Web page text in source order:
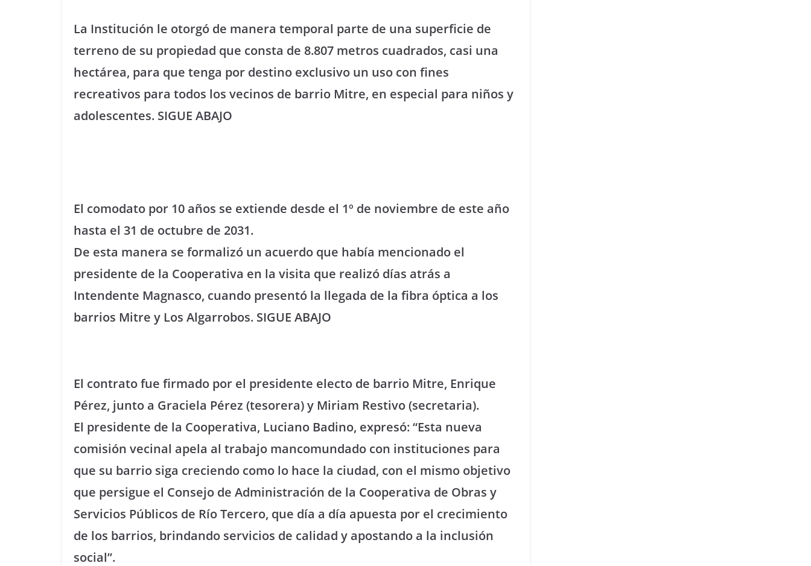
La Institución le otorgó de manera temporal parte de una superficie de
terreno de su propiedad que consta de 8.807 metros cuadrados, casi una
hectárea, para que tenga por destino exclusivo un uso con fines
recreativos para todos los vecinos de barrio Mitre, en especial para niños y
adolescentes. SIGUE ABAJO
El comodato por 10 años se extiende desde el 1º de noviembre de este año
hasta el 31 de octubre de 2031.
De esta manera se formalizó un acuerdo que había mencionado el
presidente de la Cooperativa en la visita que realizó días atrás a
Intendente Magnasco, cuando presentó la llegada de la fibra óptica a los
barrios Mitre y Los Algarrobos. SIGUE ABAJO
El contrato fue firmado por el presidente electo de barrio Mitre, Enrique
Pérez, junto a Graciela Pérez (tesorera) y Miriam Restivo (secretaria).
El presidente de la Cooperativa, Luciano Badino, expresó: “Esta nueva
comisión vecinal apela al trabajo mancomundado con instituciones para
que su barrio siga creciendo como lo hace la ciudad, con el mismo objetivo
que persigue el Consejo de Administración de la Cooperativa de Obras y
Servicios Públicos de Río Tercero, que día a día apuesta por el crecimiento
de los barrios, brindando servicios de calidad y apostando a la inclusión
social”.